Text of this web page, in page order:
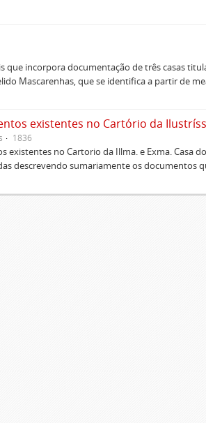
que incorpora documentação de três casas
Mascarenhas, que se identifica a partir de
1836
no Cartorio da Illma. e Exma. Casa
descrevendo sumariamente os documentos